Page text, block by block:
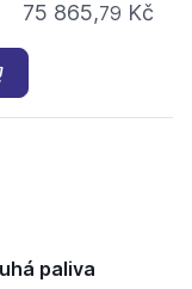
75 865,79 Kč
paliva